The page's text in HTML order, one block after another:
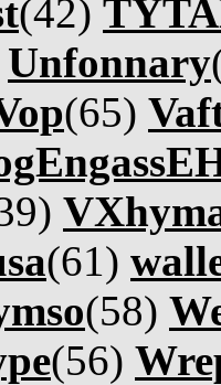
(42)
Unfonnary
(65)
(61)
(58)
(56)